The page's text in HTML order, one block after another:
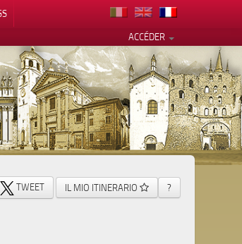
ACCÉDER
TWEET IL MIO ITINERARIO ?